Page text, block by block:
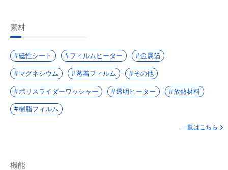
素材
磁性シート フィルムヒーター 金属箔
マグネシウム 蒸着フィルム その他
ポリスライダーワッシャー 透明ヒーター 放熱材料
樹脂フィルム
一覧はこちら
機能